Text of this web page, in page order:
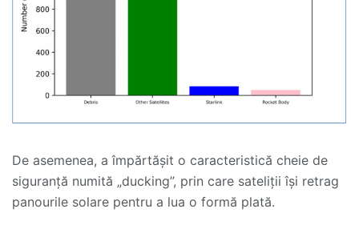
De asemenea, a împărtășit o caracteristică cheie de
siguranță numită „ducking”, prin care sateliții își retrag
panourile solare pentru a lua o formă plată.